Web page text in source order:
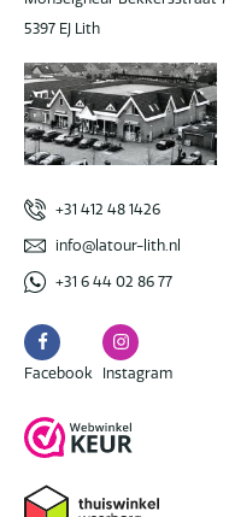
5397 EJ Lith
+31 412 48 1426
info@latour-lith.nl
+31 6 44 02 86 77
Facebook
Facebook
Instagram
Instagram